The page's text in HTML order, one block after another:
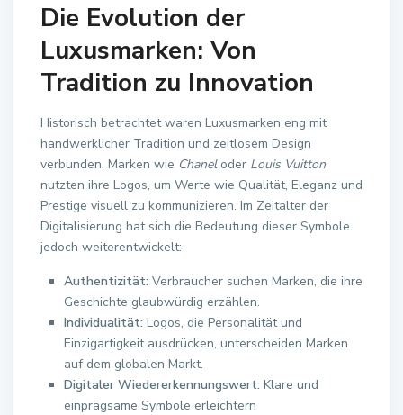
Die Evolution der
Luxusmarken: Von
Tradition zu Innovation
Historisch betrachtet waren Luxusmarken eng mit
handwerklicher Tradition und zeitlosem Design
verbunden. Marken wie Chaneloder Louis Vuitton
nutzten ihre Logos, um Werte wie Qualität, Eleganz und
Prestige visuell zu kommunizieren. Im Zeitalter der
Digitalisierung hat sich die Bedeutung dieser Symbole
jedoch weiterentwickelt:
Authentizität: Verbraucher suchen Marken, die ihre
Geschichte glaubwürdig erzählen.
Individualität: Logos, die Personalität und
Einzigartigkeit ausdrücken, unterscheiden Marken
auf dem globalen Markt.
Digitaler Wiedererkennungswert: Klare und
einprägsame Symbole erleichtern